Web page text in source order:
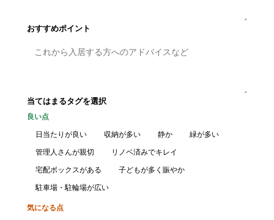
おすすめポイント
当てはまるタグを選択
良い点
日当たりが良い 収納が多い 静か 緑が多い
管理人さんが親切 リノベ済みでキレイ
宅配ボックスがある 子どもが多く賑やか
駐車場・駐輪場が広い
気になる点